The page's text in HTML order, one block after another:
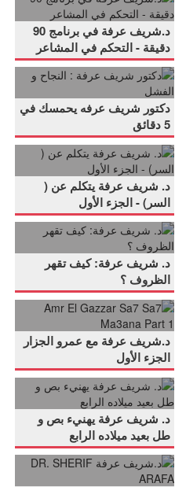
نبيل
فاروق-
الجزء
الأول
عرفة
في
برنامج
90
دقيقة
-
التحكم
في
المشاعر
د.شريف عرفة في برنامج 90
دقيقة - التحكم في المشاعر
دكتور
شريف
عرفة
:
النجاح
و
الفشل
.
دكتور شريف عرفه يحمسك في
5 دقائق
د.
شريف
عرفة
يتكلم
عن
(
السر)
-
الجزء
الأول
.
د. شريف عرفة يتكلم عن (
السر) - الجزء الأول
د.
شريف
عرفة:
كيف
تقهر
الظروف
؟
.
د. شريف عرفة: كيف تقهر
الظروف ؟
Amr
El
Gazzar
Sa7
Sa7
Ma3ana
Part
.
د.شريف عرفة مع عمرو الجزار
الجزء الأول
د.
شريف
عرفة
يهنيء
.
د. شريف عرفة يهنيء بص و
طل بعيد ميلاده الرابع
د.شريف.